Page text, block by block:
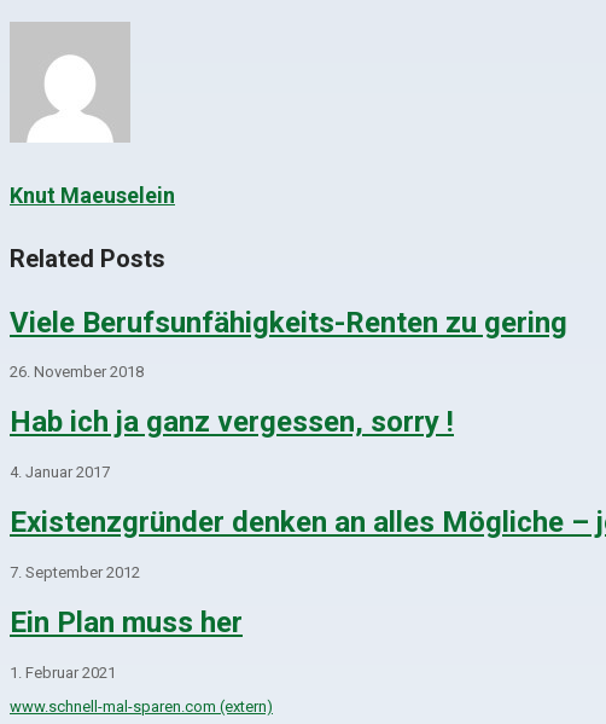
Knut Maeuselein
Related Posts
Viele Berufsunfähigkeits-Renten zu gering
26. November 2018
Hab ich ja ganz vergessen, sorry !
4. Januar 2017
Existenzgründer denken an alles Mögliche
7. September 2012
Ein Plan muss her
1. Februar 2021
www.schnell-mal-sparen.com (extern)